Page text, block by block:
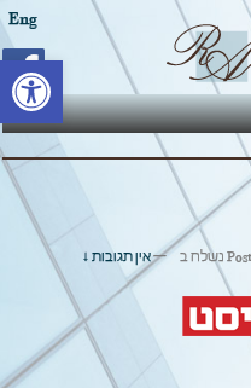
פתח
Eng
נשלח ב —אין תגובות ↓